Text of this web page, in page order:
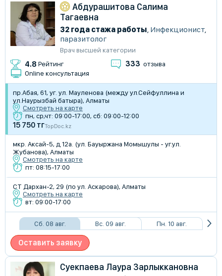
Абдурашитова Салима
Тагаевна
32 года стажа работы, Инфекционист,
паразитолог
Врач высшей категории
4.8 Рейтинг 333 отзыва
Online консультация
пр.Абая, 61, уг. ул. Мауленова (между ул.Сейфуллина и
ул.Наурызбай батыра), Алматы
Смотреть на карте
пн, ср,чт: 09:00-17:00, сб: 09:00-12:00
15 750 тгTopDoc.kz
мкр. Аксай-5, д 12a. (ул. Бауыржана Момышулы - уг.ул.
Жубанова), Алматы
Смотреть на карте
пт: 08:15-17:00
​СТ Дархан-2, 29 (по ул. Аскарова), Алматы
Смотреть на карте
вт: 09:00-17:00
Сб. 08 авг. Вс. 09 авг. Пн. 10 авг.
Оставить заявку
Суекпаева Лаура Зарлыккановна